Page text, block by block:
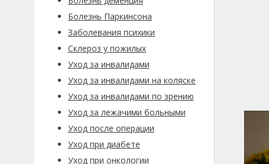
Болезнь Паркинсона
Заболевания психики
Склероз у пожилых
Уход за инвалидами
Уход за инвалидами на коляске
Уход за инвалидами по зрению
Уход за лежачими больными
Уход после операции
Уход при диабете
Уход при онкологии